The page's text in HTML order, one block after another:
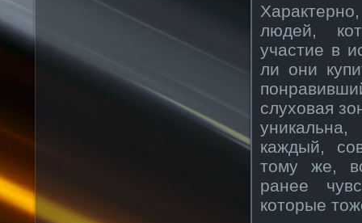
людей,
участие в
ли они
слуховая
каждый,
тому же,
ранее
которые